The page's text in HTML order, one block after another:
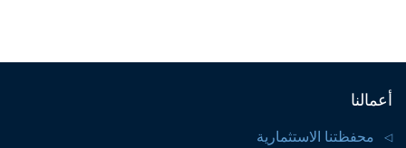
أعمالنا
محفظتنا الاستثمارية